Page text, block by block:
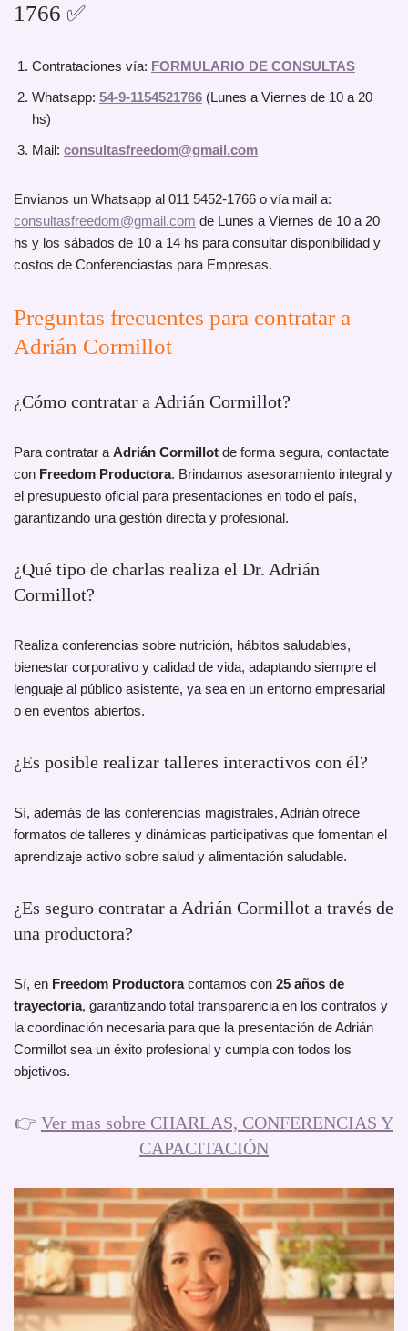
1766 ✅
Contrataciones vía: FORMULARIO DE CONSULTAS
Whatsapp: 54-9-1154521766 (Lunes a Viernes de 10 a 20
hs)
Mail: consultasfreedom@gmail.com
Envianos un Whatsapp al 011 5452-1766 o vía mail a:
consultasfreedom@gmail.com de Lunes a Viernes de 10 a 20
hs y los sábados de 10 a 14 hs para consultar disponibilidad y
costos de Conferenciastas para Empresas.
Preguntas frecuentes para contratar a
Adrián Cormillot
¿Cómo contratar a Adrián Cormillot?
Para contratar a Adrián Cormillot de forma segura, contactate
con Freedom Productora. Brindamos asesoramiento integral y
el presupuesto oficial para presentaciones en todo el país,
garantizando una gestión directa y profesional.
¿Qué tipo de charlas realiza el Dr. Adrián
Cormillot?
Realiza conferencias sobre nutrición, hábitos saludables,
bienestar corporativo y calidad de vida, adaptando siempre el
lenguaje al público asistente, ya sea en un entorno empresarial
o en eventos abiertos.
¿Es posible realizar talleres interactivos con él?
Sí, además de las conferencias magistrales, Adrián ofrece
formatos de talleres y dinámicas participativas que fomentan el
aprendizaje activo sobre salud y alimentación saludable.
¿Es seguro contratar a Adrián Cormillot a través de
una productora?
Sí, en Freedom Productoracontamos con 25 años de
trayectoria, garantizando total transparencia en los contratos y
la coordinación necesaria para que la presentación de Adrián
Cormillot sea un éxito profesional y cumpla con todos los
objetivos.
👉 Ver mas sobre CHARLAS, CONFERENCIAS Y
CAPACITACIÓN